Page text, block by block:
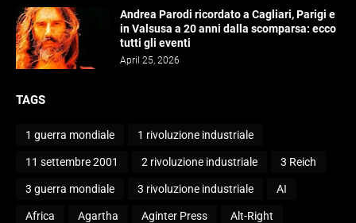
Andrea Parodi ricordato a Cagliari, Parigi e
in Valsusa a 20 anni dalla scomparsa: ecco
tutti gli eventi
April 25, 2026
TAGS
1 guerra mondiale 1 rivoluzione industriale
11 settembre 2001 2 rivoluzione industriale 3 Reich
3 guerra mondiale 3 rivoluzione industriale AI
Africa Agartha Aginter Press Alt-Right